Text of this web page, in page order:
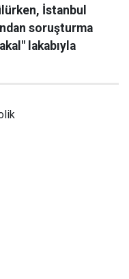
İstanbul
soruşturma
lakabıyla